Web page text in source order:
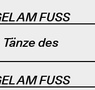
AM FUSS
Tänze des
AM FUSS